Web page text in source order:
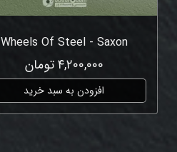
Wheels Of Steel - Saxon
۴,۲۰۰,۰۰۰ تومان
افزودن به سبد خرید